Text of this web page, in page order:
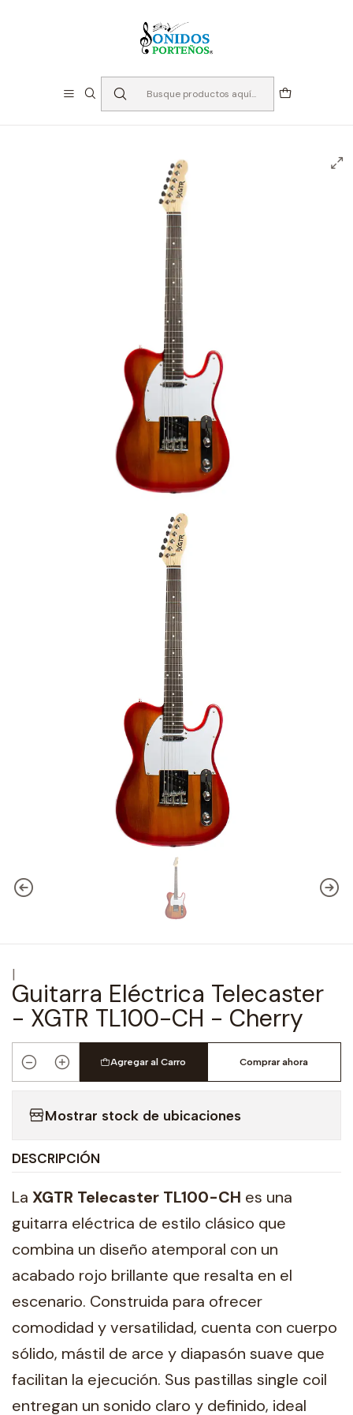
Instrumentos de Cuerda
Guitarra Eléctrica Telecaster - XGTR TL100-CH -
Cherry
|
Guitarra Eléctrica Telecaster
- XGTR TL100-CH - Cherry
Cantidad
Agregar al Carro Comprar ahora
Mostrar stock de ubicaciones
DESCRIPCIÓN
La XGTR Telecaster TL100-CH es una
guitarra eléctrica de estilo clásico que
combina un diseño atemporal con un
acabado rojo brillante que resalta en el
escenario. Construida para ofrecer
comodidad y versatilidad, cuenta con cuerpo
sólido, mástil de arce y diapasón suave que
facilitan la ejecución. Sus pastillas single coil
entregan un sonido claro y definido, ideal